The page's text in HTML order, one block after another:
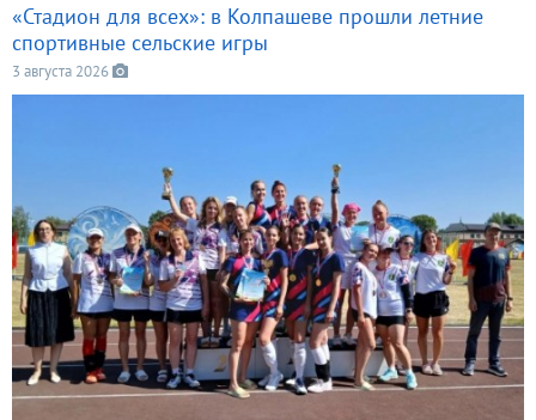
«Стадион для всех»: в Колпашеве прошли летние
спортивные сельские игры
3 августа 2026